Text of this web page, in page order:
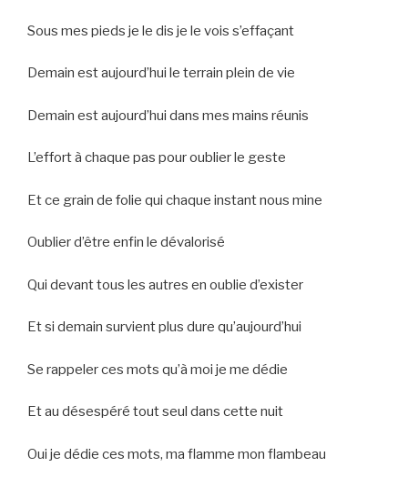
Sous mes pieds je le dis je le vois s’effaçant
Demain est aujourd’hui le terrain plein de vie
Demain est aujourd’hui dans mes mains réunis
L’effort à chaque pas pour oublier le geste
Et ce grain de folie qui chaque instant nous mine
Oublier d’être enfin le dévalorisé
Qui devant tous les autres en oublie d’exister
Et si demain survient plus dure qu’aujourd’hui
Se rappeler ces mots qu’à moi je me dédie
Et au désespéré tout seul dans cette nuit
Oui je dédie ces mots, ma flamme mon flambeau